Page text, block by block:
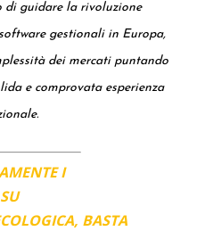
di guidare la rivoluzione
gestionali in Europa,
dei mercati puntando
e comprovata esperienza
I
BASTA